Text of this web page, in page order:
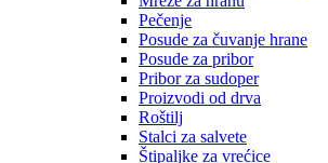
Pečenje
Posude za čuvanje hrane
Posude za pribor
Pribor za sudoper
Proizvodi od drva
Roštilj
Stalci za salvete
Štipaljke za vrećice